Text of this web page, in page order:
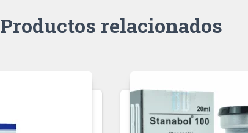
Productos relacionados